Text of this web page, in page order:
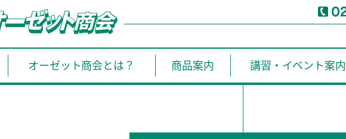
オーゼット商会とは？ 商品案内 講習・イベント案内